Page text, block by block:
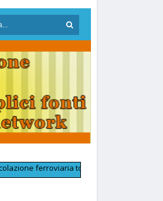
ferroviaria tornata regolare in